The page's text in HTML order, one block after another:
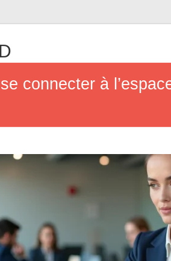
connecter à